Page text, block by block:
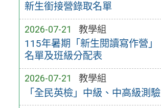
新生銜接營錄取名單
2026-07-21 教學組
115年暑期「新生閱讀寫作營」
名單及班級分配表
2026-07-21 教學組
「全民英檢」中級、中高級測驗